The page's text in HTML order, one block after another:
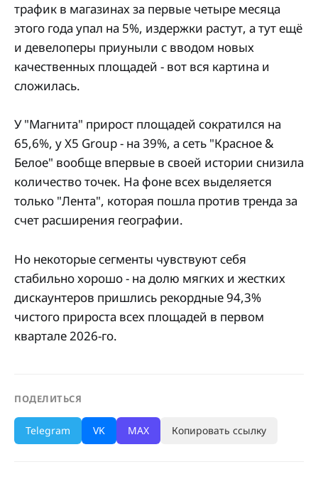
трафик в магазинах за первые четыре месяца
этого года упал на 5%, издержки растут, а тут ещё
и девелоперы приуныли с вводом новых
качественных площадей - вот вся картина и
сложилась.
У "Магнита" прирост площадей сократился на
65,6%, у Х5 Group - на 39%, а сеть "Красное &
Белое" вообще впервые в своей истории снизила
количество точек. На фоне всех выделяется
только "Лента", которая пошла против тренда за
счет расширения географии.
Но некоторые сегменты чувствуют себя
стабильно хорошо - на долю мягких и жестких
дискаунтеров пришлись рекордные 94,3%
чистого прироста всех площадей в первом
квартале 2026-го.
ПОДЕЛИТЬСЯ
Telegram VK MAX Копировать ссылку